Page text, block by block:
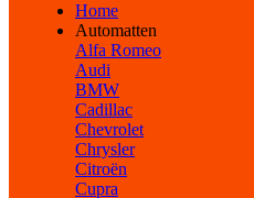
Home
Automatten
Alfa Romeo
Audi
BMW
Cadillac
Chevrolet
Chrysler
Citroën
Cupra